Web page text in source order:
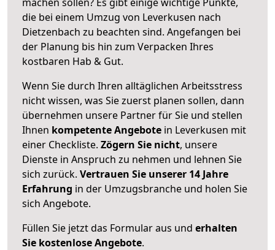
die bei einem Umzug von Leverkusen nach
Dietzenbach zu beachten sind. Angefangen bei
der Planung bis hin zum Verpacken Ihres
kostbaren Hab & Gut.
Wenn Sie durch Ihren alltäglichen Arbeitsstress
nicht wissen, was Sie zuerst planen sollen, dann
übernehmen unsere Partner für Sie und stellen
Ihnen kompetente Angebote in Leverkusen mit
einer Checkliste. Zögern Sie nicht, unsere
Dienste in Anspruch zu nehmen und lehnen Sie
sich zurück. Vertrauen Sie unserer 14 Jahre
Erfahrung in der Umzugsbranche und holen Sie
sich Angebote.
Füllen Sie jetzt das Formular aus und erhalten
Sie kostenlose Angebote.